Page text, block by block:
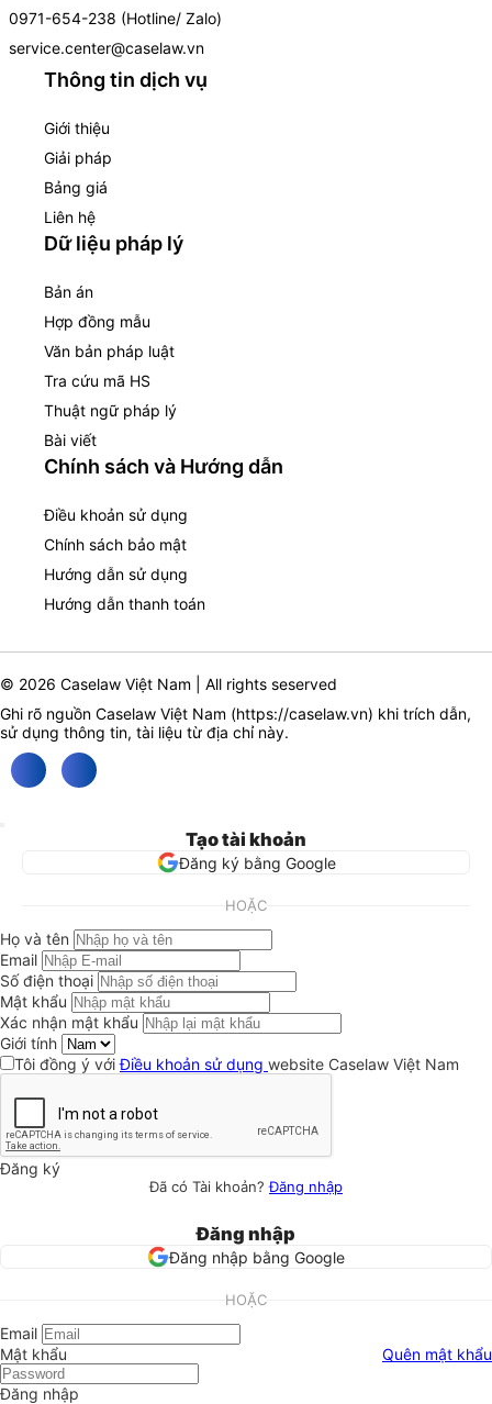
0971-654-238 (Hotline/ Zalo)
service.center@caselaw.vn
Thông tin dịch vụ
Giới thiệu
Giải pháp
Bảng giá
Liên hệ
Dữ liệu pháp lý
Bản án
Hợp đồng mẫu
Văn bản pháp luật
Tra cứu mã HS
Thuật ngữ pháp lý
Bài viết
Chính sách và Hướng dẫn
Điều khoản sử dụng
Chính sách bảo mật
Hướng dẫn sử dụng
Hướng dẫn thanh toán
© 2026 Caselaw Việt Nam | All rights seserved
Ghi rõ nguồn Caselaw Việt Nam (https://caselaw.vn) khi trích dẫn,
sử dụng thông tin, tài liệu từ địa chỉ này.
Tạo tài khoản
Đăng ký bằng Google
HOẶC
Họ và tên
Email
Số điện thoại
Mật khẩu
Xác nhận mật khẩu
Giới tính
Tôi đồng ý vớiĐiều khoản sử dụng website Caselaw Việt Nam
Đăng ký
Đã có Tài khoản?Đăng nhập
Đăng nhập
Đăng nhập bằng Google
HOẶC
Email
Mật khẩu
Quên mật khẩu
Đăng nhập